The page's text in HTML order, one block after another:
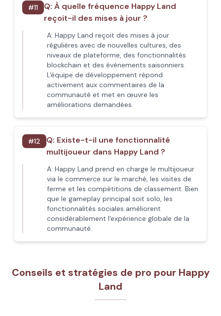
#11 Q: À quelle fréquence Happy Land
reçoit-il des mises à jour ?
A: Happy Land reçoit des mises à jour
régulières avec de nouvelles cultures, des
niveaux de plateforme, des fonctionnalités
blockchain et des événements saisonniers.
L'équipe de développement répond
activement aux commentaires de la
communauté et met en œuvre les
améliorations demandées.
#12 Q: Existe-t-il une fonctionnalité
multijoueur dans Happy Land ?
A: Happy Land prend en charge le multijoueur
via le commerce sur le marché, les visites de
ferme et les compétitions de classement. Bien
que le gameplay principal soit solo, les
fonctionnalités sociales améliorent
considérablement l'expérience globale de la
communauté.
Conseils et stratégies de pro pour Happy
Land